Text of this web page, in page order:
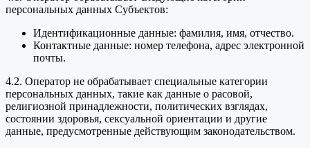
персональных данных Субъектов:
Идентификационные данные: фамилия, имя, отчество.
Контактные данные: номер телефона, адрес электронной
почты.
4.2. Оператор не обрабатывает специальные категории
персональных данных, такие как данные о расовой,
религиозной принадлежности, политических взглядах,
состоянии здоровья, сексуальной ориентации и другие
данные, предусмотренные действующим законодательством.